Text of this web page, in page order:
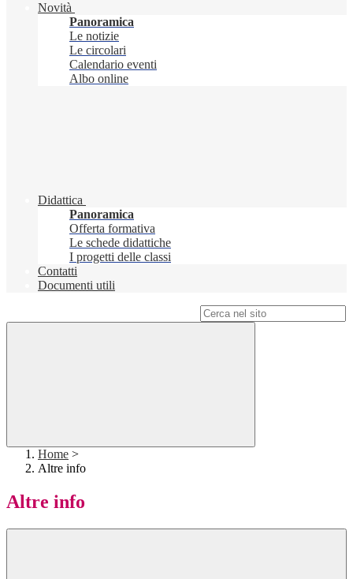
Novità
Panoramica
Le notizie
Le circolari
Calendario eventi
Albo online
Didattica
Panoramica
Offerta formativa
Le schede didattiche
I progetti delle classi
Contatti
Documenti utili
Home >
Altre info
Altre info